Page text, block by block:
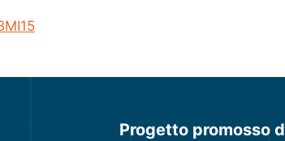
Progetto promosso